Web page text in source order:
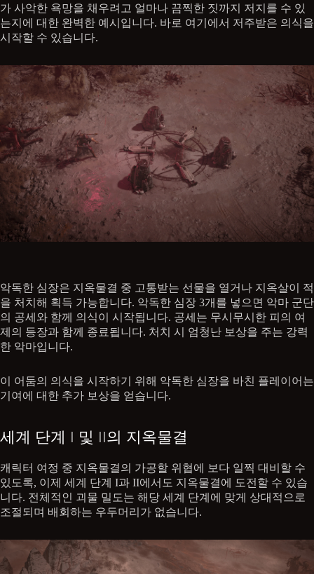
가 사악한 욕망을 채우려고 얼마나 끔찍한 짓까지 저지를 수 있
는지에 대한 완벽한 예시입니다. 바로 여기에서 저주받은 의식을
시작할 수 있습니다.
악독한 심장은 지옥물결 중 고통받는 선물을 열거나 지옥살이 적
을 처치해 획득 가능합니다. 악독한 심장 3개를 넣으면 악마 군단
의 공세와 함께 의식이 시작됩니다. 공세는 무시무시한 피의 여
제의 등장과 함께 종료됩니다. 처치 시 엄청난 보상을 주는 강력
한 악마입니다.
이 어둠의 의식을 시작하기 위해 악독한 심장을 바친 플레이어는
기여에 대한 추가 보상을 얻습니다.
세계 단계 I 및 II의 지옥물결
캐릭터 여정 중 지옥물결의 가공할 위협에 보다 일찍 대비할 수
있도록, 이제 세계 단계 I과 II에서도 지옥물결에 도전할 수 있습
니다. 전체적인 괴물 밀도는 해당 세계 단계에 맞게 상대적으로
조절되며 배회하는 우두머리가 없습니다.